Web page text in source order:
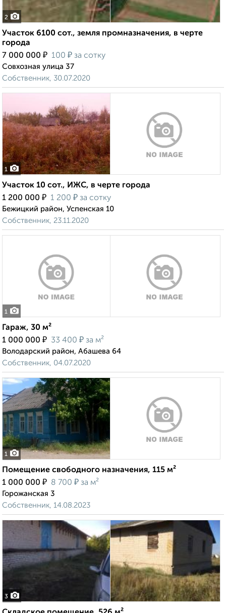
2
Участок 6100 сот., земля промназначения, в черте
города
7 000 000 ₽ 100 ₽ за сотку
Совхозная улица 37
Собственник, 30.07.2020
1
Участок 10 сот., ИЖС, в черте города
1 200 000 ₽ 1 200 ₽ за сотку
Бежицкий район, Успенская 10
Собственник, 23.11.2020
1
Гараж, 30 м²
1 000 000 ₽ 33 400 ₽ за м²
Володарский район, Абашева 64
Собственник, 04.07.2020
1
Помещение свободного назначения, 115 м²
1 000 000 ₽ 8 700 ₽ за м²
Горожанская 3
Собственник, 14.08.2023
3